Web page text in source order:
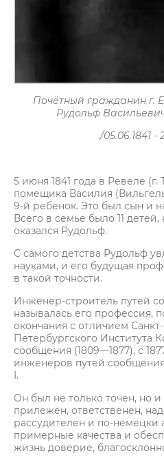
Почётный гражданин г.
Рудольф
/05.06.1841 -
5 июня 1841 года в Ревеле (г.
помещика Василия
9-й ребенок. Это был сын и
Всего в семье было 11
оказался Рудольф.
С самого детства Рудольф
науками, и его будущая
в такой точности.
Инженер-строитель путей
называлась его профессия,
окончания с отличием Санкт-
Петербургского Института
сообщения (1809—1877), c
инженеров путей
I.
Он был не только точен, но
прилежен, ответственен,
рассудителен и по-немецки
примерные качества и
жизнь доверие,